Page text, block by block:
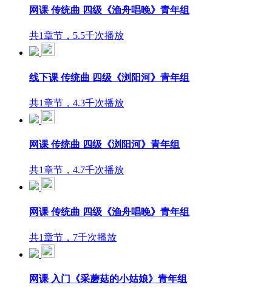
网课 传统曲 四级《渔舟唱晚》青年组
共1章节，5.5千次播放
线下课 传统曲 四级《浏阳河》青年组
共1章节，4.3千次播放
网课 传统曲 四级《浏阳河》青年组
共1章节，4.7千次播放
网课 传统曲 四级《渔舟唱晚》青年组
共1章节，7千次播放
网课 入门《采蘑菇的小姑娘》青年组